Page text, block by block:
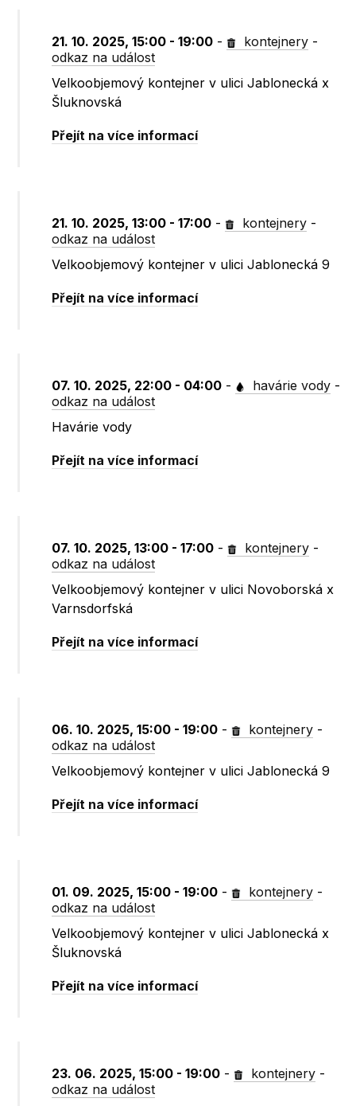
21. 10. 2025, 15:00 - 19:00 - kontejnery -
odkaz na událost
Velkoobjemový kontejner v ulici Jablonecká x
Šluknovská
Přejít na více informací
21. 10. 2025, 13:00 - 17:00 - kontejnery -
odkaz na událost
Velkoobjemový kontejner v ulici Jablonecká 9
Přejít na více informací
07. 10. 2025, 22:00 - 04:00 - havárie vody -
odkaz na událost
Havárie vody
Přejít na více informací
07. 10. 2025, 13:00 - 17:00 - kontejnery -
odkaz na událost
Velkoobjemový kontejner v ulici Novoborská x
Varnsdorfská
Přejít na více informací
06. 10. 2025, 15:00 - 19:00 - kontejnery -
odkaz na událost
Velkoobjemový kontejner v ulici Jablonecká 9
Přejít na více informací
01. 09. 2025, 15:00 - 19:00 - kontejnery -
odkaz na událost
Velkoobjemový kontejner v ulici Jablonecká x
Šluknovská
Přejít na více informací
23. 06. 2025, 15:00 - 19:00 - kontejnery -
odkaz na událost